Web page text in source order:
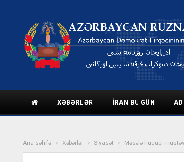
XƏBƏRLƏR İRAN BU GÜN
Ana səhifə Xəbərlər Siyasət Məsələ hüquqi